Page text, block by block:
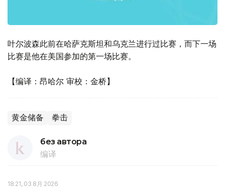
叶尔波森此前在哈萨克斯坦和乌克兰进行过比赛，而下一场
比赛是他在美国参加的第一场比赛。
【编译：昂哈尔 审校：金桥】
黄金储备 拳击
без автора
编译
18:21, 03 8月 2026